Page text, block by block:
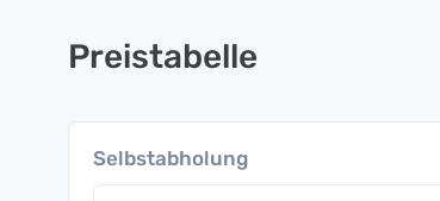
Preistabelle
Selbstabholung